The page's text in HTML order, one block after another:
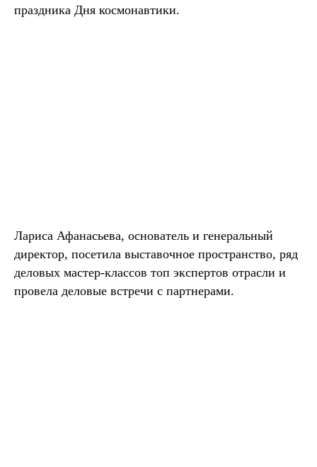
праздника Дня космонавтики.
Лариса Афанасьева, основатель и генеральный
директор, посетила выставочное пространство, ряд
деловых мастер-классов топ экспертов отрасли и
провела деловые встречи с партнерами.